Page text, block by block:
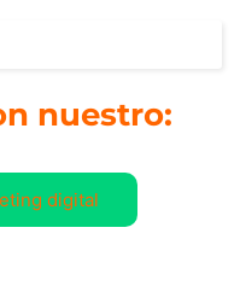
nuestro:
digital